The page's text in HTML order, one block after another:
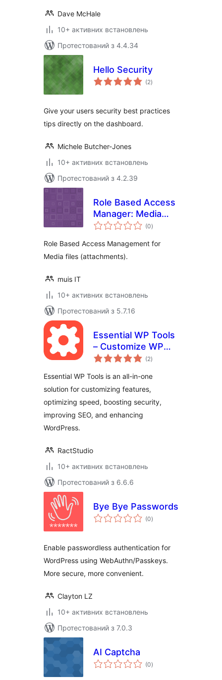
Dave McHale
10+ активних встановлень
Протестований з 4.4.34
Hello Security
(2загальний
рейтинг
)
Give your users security best practices
tips directly on the dashboard.
Michele Butcher-Jones
10+ активних встановлень
Протестований з 4.2.39
Role Based Access
Manager: Media
Protector
(0загальний
рейтинг
)
Role Based Access Management for
Media files (attachments).
muis IT
10+ активних встановлень
Протестований з 5.7.16
Essential WP Tools
– Customize WP
Features, Security,
Buttons, Ad,
Maintenance &
much more
(2загальний
рейтинг
)
Essential WP Tools is an all-in-one
solution for customizing features,
optimizing speed, boosting security,
improving SEO, and enhancing
WordPress.
RactStudio
10+ активних встановлень
Протестований з 6.6.6
Bye Bye Passwords
(0загальний
рейтинг
)
Enable passwordless authentication for
WordPress using WebAuthn/Passkeys.
More secure, more convenient.
Clayton LZ
10+ активних встановлень
Протестований з 7.0.3
AI Captcha
(0загальний
рейтинг
)